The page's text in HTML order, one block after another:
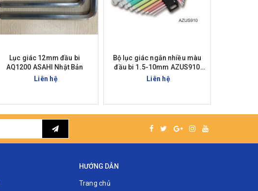
Lục giác 12mm đầu bi
AQ1200 ASAHI Nhật Bản
Liên hệ
Bộ lục giác ngắn nhiều màu
đầu bi 1.5-10mm AZUS910
ASAHI Nhật Bản
Liên hệ
HƯỚNG DẪN
Trang chủ